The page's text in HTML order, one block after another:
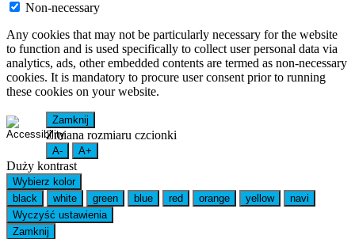
Non-necessary
Any cookies that may not be particularly necessary for the website
to function and is used specifically to collect user personal data via
analytics, ads, other embedded contents are termed as non-necessary
cookies. It is mandatory to procure user consent prior to running
these cookies on your website.
Zamknij
Zmiana rozmiaru czcionki
A- A+
Duży kontrast
Wybierz kolor
black
white green blue red orange yellow
navi
Wyczyść ustawienia
Zamknij